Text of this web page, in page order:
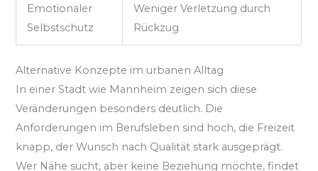
Emotionaler
Selbstschutz
Weniger Verletzung durch
Rückzug
Alternative Konzepte im urbanen Alltag
In einer Stadt wie Mannheim zeigen sich diese
Veränderungen besonders deutlich. Die
Anforderungen im Berufsleben sind hoch, die Freizeit
knapp, der Wunsch nach Qualität stark ausgeprägt.
Wer Nähe sucht, aber keine Beziehung möchte, findet